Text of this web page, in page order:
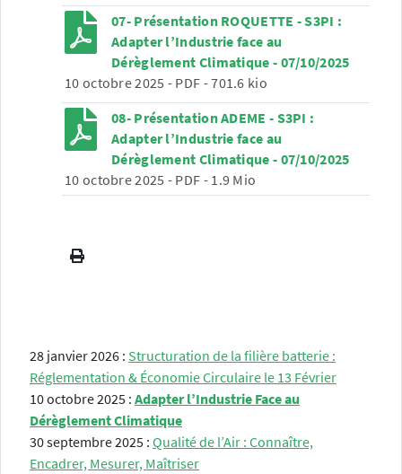
07- Présentation ROQUETTE - S3PI :
Adapter l’Industrie face au
Dérèglement Climatique - 07/10/2025
10 octobre 2025 - PDF -701.6 kio
08- Présentation ADEME - S3PI :
Adapter l’Industrie face au
Dérèglement Climatique - 07/10/2025
10 octobre 2025 - PDF - 1.9 Mio
28 janvier 2026 : Structuration de la filière batterie :
Réglementation & Économie Circulaire le 13 Février
10 octobre 2025 : Adapter l’Industrie Face au
Dérèglement Climatique
30 septembre 2025 : Qualité de l’Air : Connaître,
Encadrer, Mesurer, Maîtriser